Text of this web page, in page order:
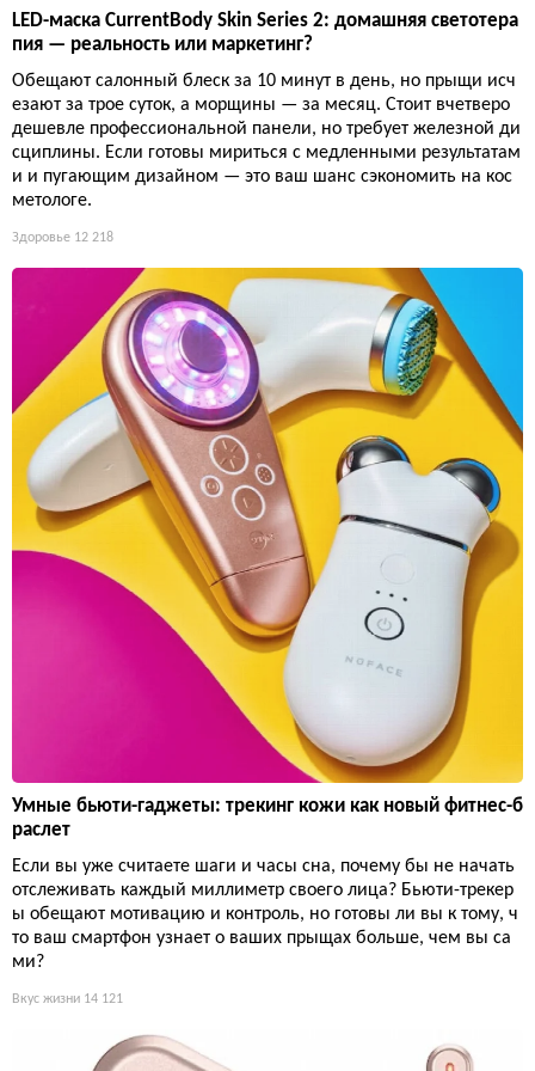
LED-маска CurrentBody Skin Series 2: домашняя светотера
пия — реальность или маркетинг?
Обещают салонный блеск за 10 минут в день, но прыщи исч
езают за трое суток, а морщины — за месяц. Стоит вчетверо
дешевле профессиональной панели, но требует железной ди
сциплины. Если готовы мириться с медленными результатам
и и пугающим дизайном — это ваш шанс сэкономить на кос
метологе.
Здоровье 12 218
Умные бьюти-гаджеты: трекинг кожи как новый фитнес-б
раслет
Если вы уже считаете шаги и часы сна, почему бы не начать
отслеживать каждый миллиметр своего лица? Бьюти-трекер
ы обещают мотивацию и контроль, но готовы ли вы к тому, ч
то ваш смартфон узнает о ваших прыщах больше, чем вы са
ми?
Вкус жизни 14 121